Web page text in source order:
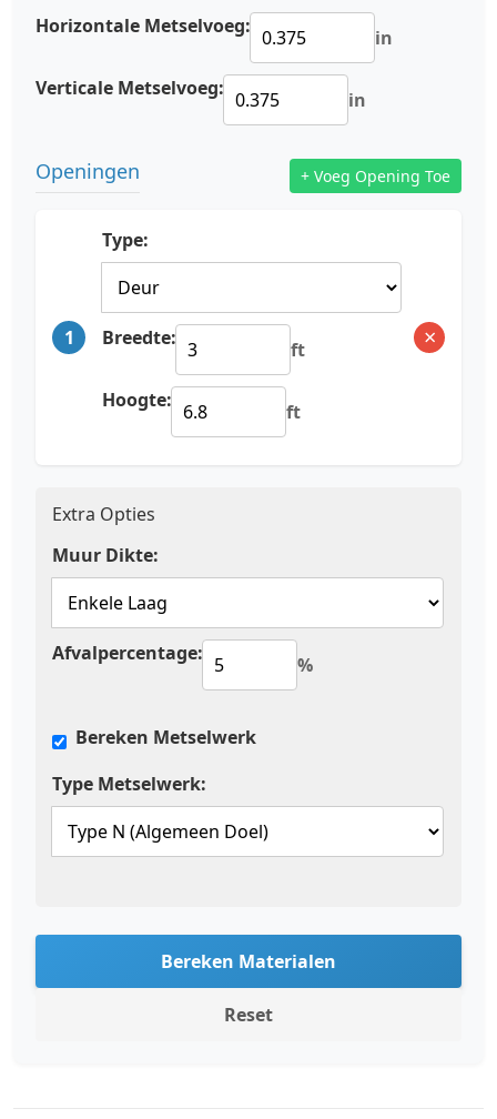
Horizontale Metselvoeg: in
Verticale Metselvoeg: in
Openingen + Voeg Opening Toe
1
Type:
Breedte: ft
Hoogte: ft
×
Extra Opties
Muur Dikte:
Afvalpercentage: %
Bereken Metselwerk
Type Metselwerk:
Bereken Materialen
Reset